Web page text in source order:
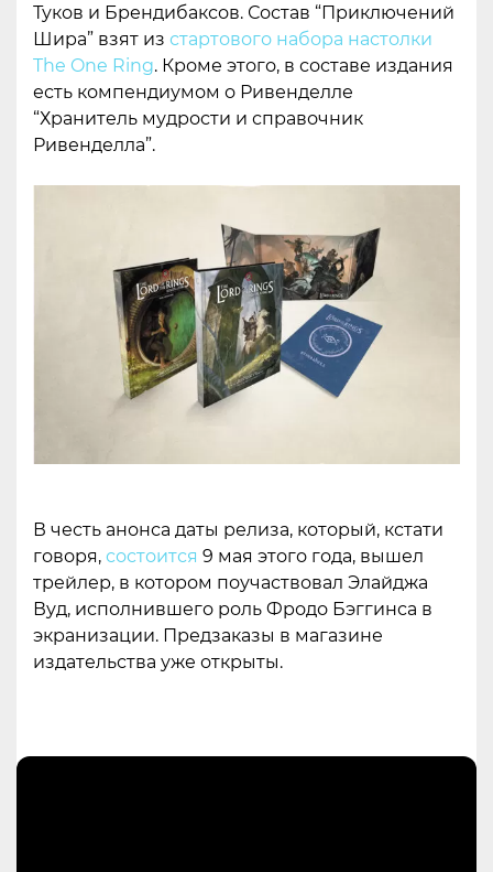
Туков и Брендибаксов. Состав “Приключений
Шира” взят из стартового набора настолки
The One Ring. Кроме этого, в составе издания
есть компендиумом о Ривенделле
“Хранитель мудрости и справочник
Ривенделла”.
В честь анонса даты релиза, который, кстати
говоря, состоится 9 мая этого года, вышел
трейлер, в котором поучаствовал Элайджа
Вуд, исполнившего роль Фродо Бэггинса в
экранизации. Предзаказы в магазине
издательства уже открыты.